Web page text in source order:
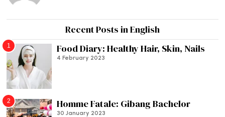
Recent Posts in English
1 Food Diary: Healthy Hair, Skin, Nails
4 February 2023
2 Homme Fatale: Gibang Bachelor
30 January 2023